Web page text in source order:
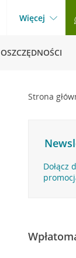
Więcej
OSZCZĘDNOŚCI
Strona
Dołącz